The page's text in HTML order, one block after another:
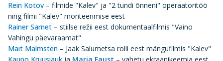
Rein Kotov – filmide "Kalev" ja "2 tundi õnneni" operaatoritöö
ning filmi "Kalev" monteerimise eest
Rainer Sarnet – stiilse režii eest dokumentaalfilmis "Vaino
Vahingu päevaraamat"
Mait Malmsten – Jaak Salumetsa rolli eest mängufilmis "Kalev"